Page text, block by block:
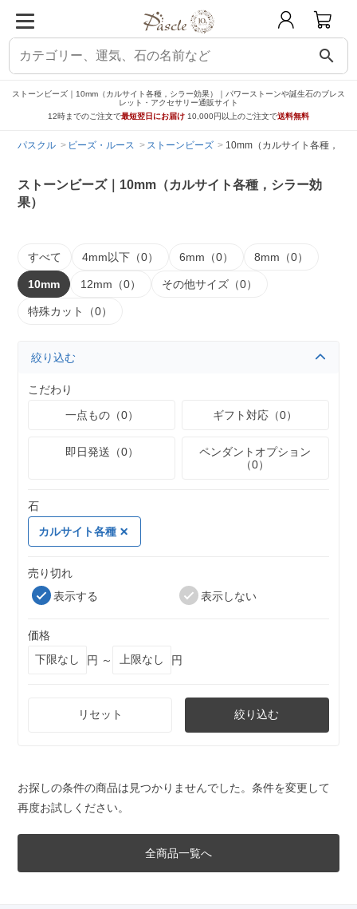
search
ストーンビーズ｜10mm（カルサイト各種，シラー効果）｜パワーストーンや誕生石のブレス
レット・アクセサリー通販サイト
12時までのご注文で最短翌日にお届け 10,000円以上のご注文で送料無料
パスクル ビーズ・ルース ストーンビーズ 10mm（カルサイト各種，シ
ストーンビーズ｜10mm（カルサイト各種，シラー効
果）
すべて 4mm以下（0） 6mm（0） 8mm（0）
10mm 12mm（0） その他サイズ（0）
特殊カット（0）
絞り込む
こだわり
一点もの（0）
ギフト対応（0）
即日発送（0）
ペンダントオプション
（0）
石
カルサイト各種
売り切れ
表示する
表示しない
価格
円 ～
円
リセット 絞り込む
お探しの条件の商品は見つかりませんでした。条件を変更して
再度お試しください。
全商品一覧へ